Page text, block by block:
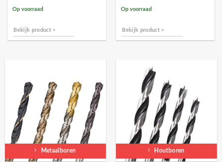
Op voorraad
Bekijk product >
Op voorraad
Bekijk product >
Metaalboren Houtboren